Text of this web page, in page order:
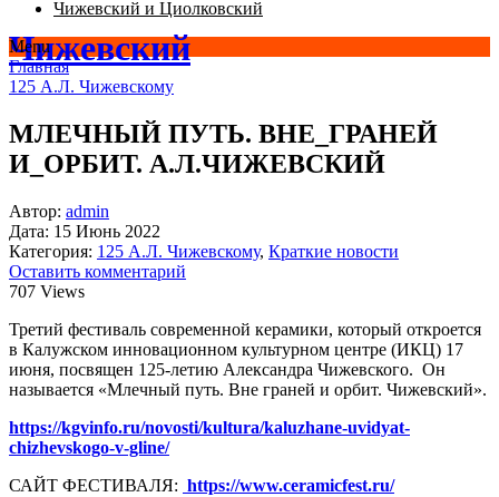
Чижевский
Чижевский и Циолковский
Menu
Главная
125 А.Л. Чижевскому
МЛЕЧНЫЙ ПУТЬ. ВНЕ_ГРАНЕЙ
И_ОРБИТ. А.Л.ЧИЖЕВСКИЙ
Автор: admin
Дата: 15 Июнь 2022
Категория: 125 А.Л. Чижевскому, Краткие новости
Оставить комментарий
707 Views
Третий фестиваль современной керамики, который откроется
в Калужском инновационном культурном центре (ИКЦ) 17
июня, посвящен 125-летию Александра Чижевского. Он
называется «Млечный путь. Вне граней и орбит. Чижевский».
https://kgvinfo.ru/novosti/kultura/kaluzhane-uvidyat-
chizhevskogo-v-gline/
САЙТ ФЕСТИВАЛЯ: https://www.ceramicfest.ru/